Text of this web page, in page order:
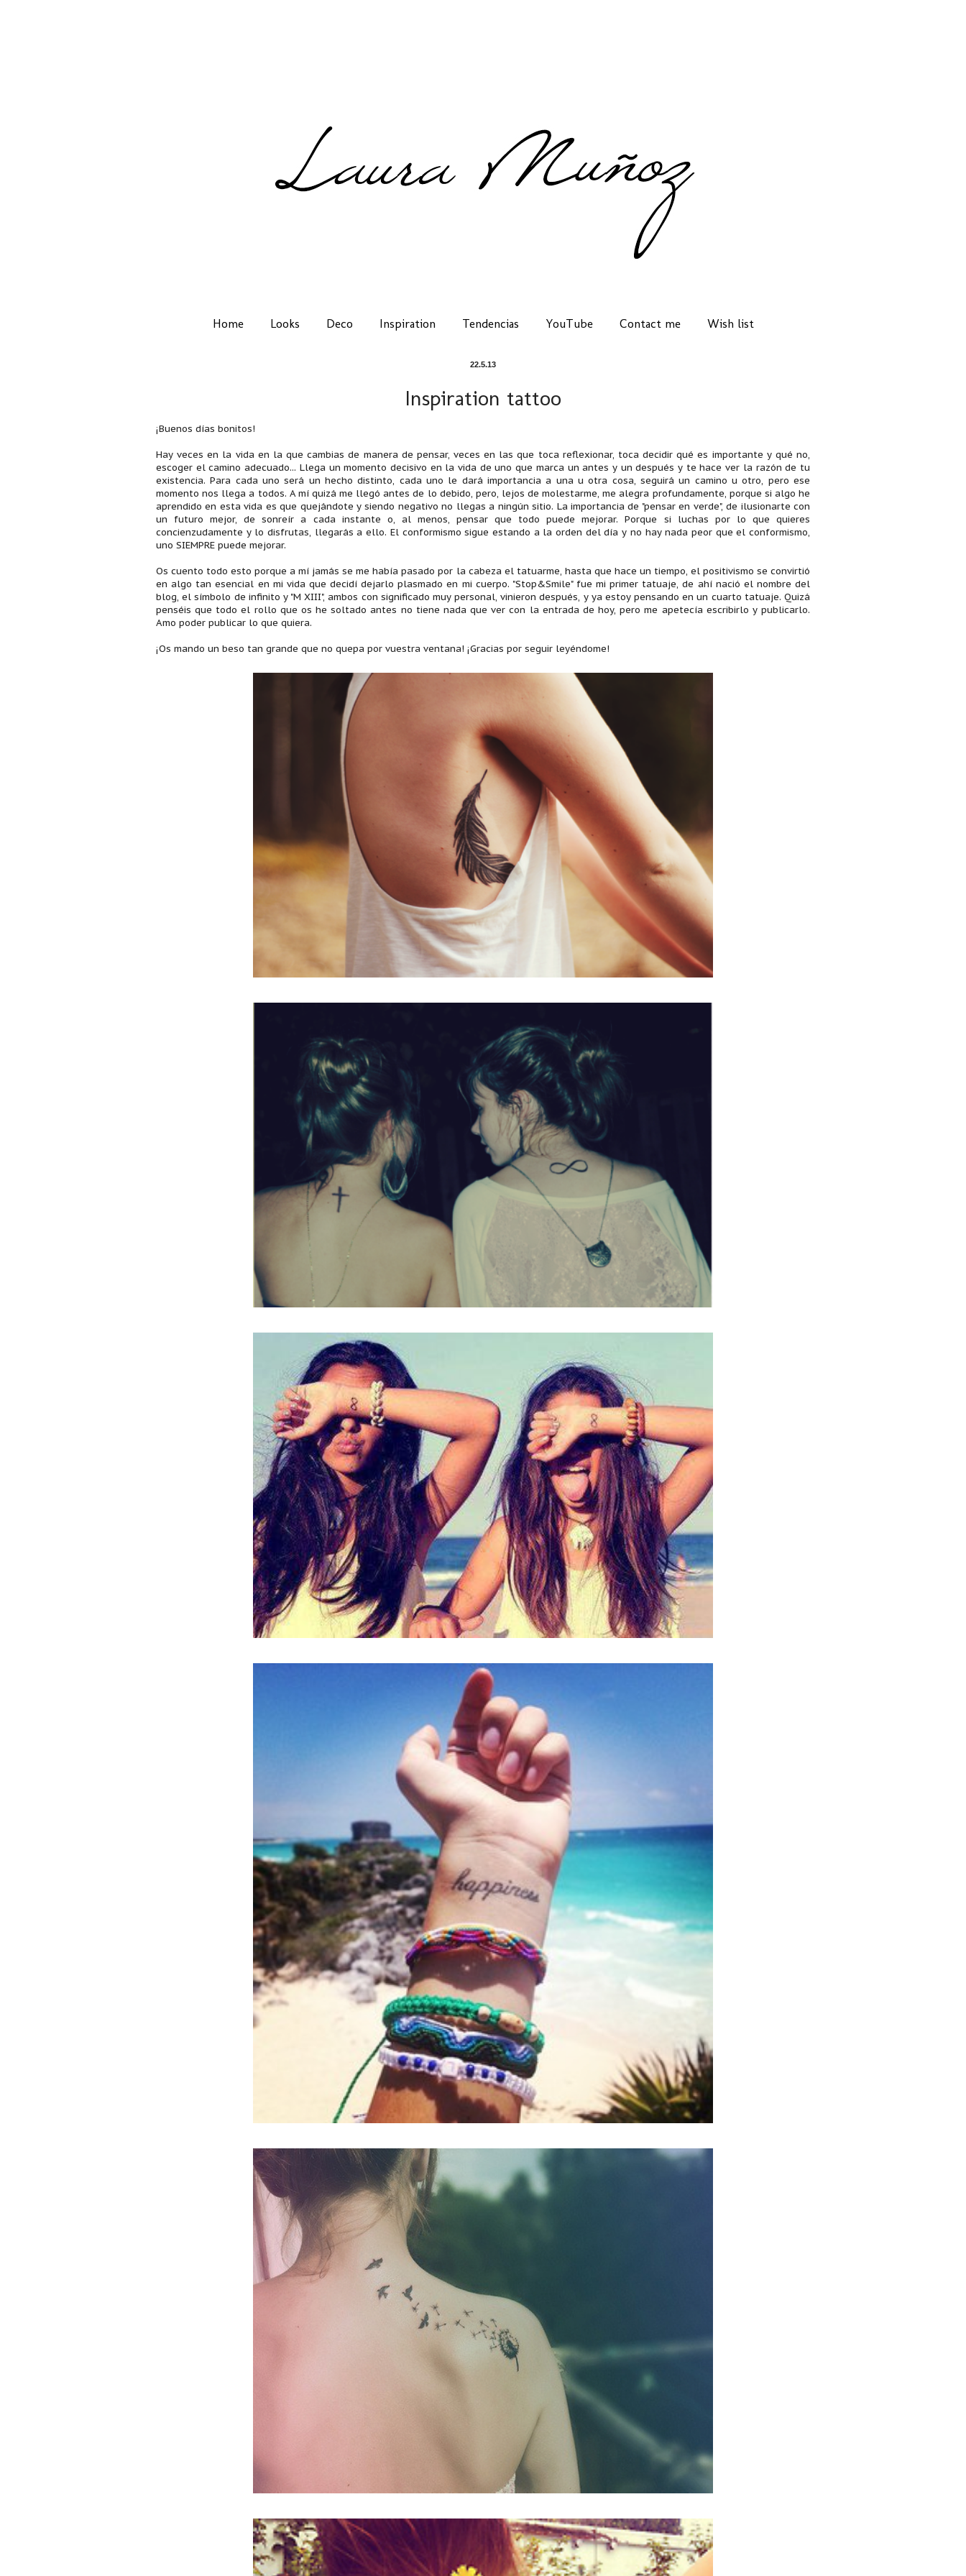
Home Looks Deco Inspiration Tendencias YouTube Contact me Wish list
22.5.13
Inspiration tattoo
¡Buenos días bonitos!
Hay veces en la vida en la que cambias de manera de pensar, veces en las que toca reflexionar, toca decidir qué es importante y qué no,
escoger el camino adecuado... Llega un momento decisivo en la vida de uno que marca un antes y un después y te hace ver la razón de tu
existencia. Para cada uno será un hecho distinto, cada uno le dará importancia a una u otra cosa, seguirá un camino u otro, pero ese
momento nos llega a todos. A mí quizá me llegó antes de lo debido, pero, lejos de molestarme, me alegra profundamente, porque si algo he
aprendido en esta vida es que quejándote y siendo negativo no llegas a ningún sitio. La importancia de "pensar en verde", de ilusionarte con
un futuro mejor, de sonreír a cada instante o, al menos, pensar que todo puede mejorar. Porque si luchas por lo que quieres
concienzudamente y lo disfrutas, llegarás a ello. El conformismo sigue estando a la orden del día y no hay nada peor que el conformismo,
uno SIEMPRE puede mejorar.
Os cuento todo esto porque a mí jamás se me había pasado por la cabeza el tatuarme, hasta que hace un tiempo, el positivismo se convirtió
en algo tan esencial en mi vida que decidí dejarlo plasmado en mi cuerpo. "Stop&Smile" fue mi primer tatuaje, de ahí nació el nombre del
blog, el símbolo de infinito y "M XIII", ambos con significado muy personal, vinieron después, y ya estoy pensando en un cuarto tatuaje. Quizá
penséis que todo el rollo que os he soltado antes no tiene nada que ver con la entrada de hoy, pero me apetecía escribirlo y publicarlo.
Amo poder publicar lo que quiera.
¡Os mando un beso tan grande que no quepa por vuestra ventana! ¡Gracias por seguir leyéndome!